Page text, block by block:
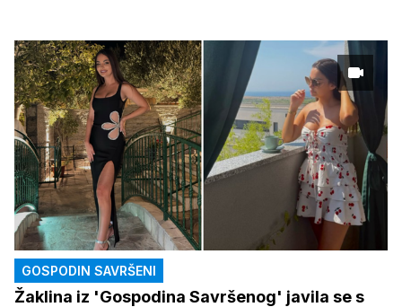
GOSPODIN SAVRŠENI
Žaklina iz 'Gospodina Savršenog' javila se s